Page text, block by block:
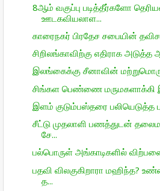
8ஆம் வகுப்பு படித்தீர்களோ
ஊடகவியலாள...
காரைநகர் பிரதேச சபையின்
சிறிலங்காவிற்கு எதிராக
இலங்கைக்கு சீனாவின்
சிங்கள பெண்ணை மருமகளாக்கி
இளம் குடும்பஸ்தரை பலியெடுத்த
சீட்டு முதலாளி பணத்துடன்
சே...
பல்பொருள் அங்காடிகளில்
பதவி விலகுகிறாரா மஹிந்த?
த...